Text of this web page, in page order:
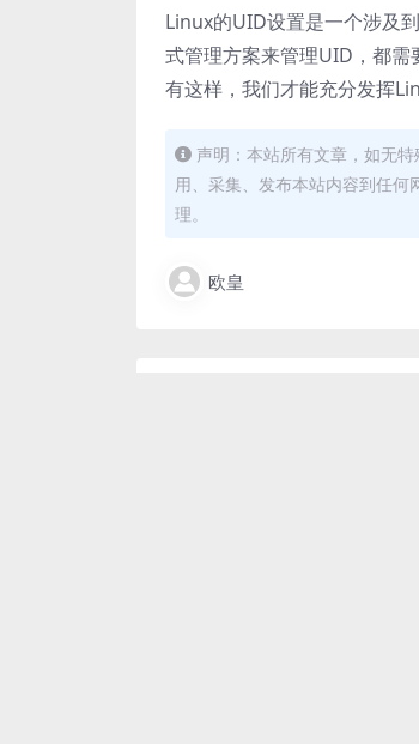
Linux的UID设置是一个涉及
式管理方案来管理UID，都
有这样，我们才能充分发挥
声明：本站所有文章，如无
用、采集、发布本站内容到任
理。
欧皇